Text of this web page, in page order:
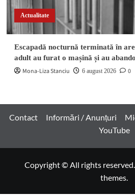
Actualitate
Escapadă nocturnă terminată în
adult au furat o mașină și au
Mona-Liza Stanciu 6 august 2026 0
Contact Informări / Anunțuri
YouTube
Copyright © All rights reserved.
themes.